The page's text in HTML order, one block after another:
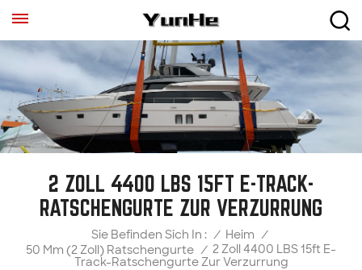
2 ZOLL 4400 LBS 15FT E-TRACK-
RATSCHENGURTE ZUR VERZURRUNG
Sie Befinden Sich In : / Heim /
50 Mm (2 Zoll) Ratschengurte / 2 Zoll 4400 LBS 15ft E-
Track-Ratschengurte Zur Verzurrung